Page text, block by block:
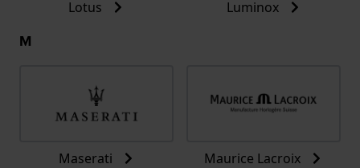
Lotus Luminox
M
Maserati Maurice Lacroix